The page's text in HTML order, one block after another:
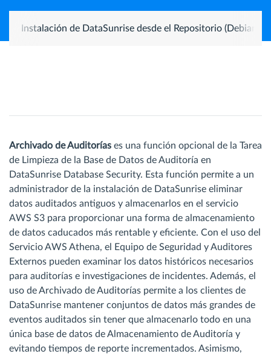
Instalación de DataSunrise desde el Repositorio (Debian
Archivado de Auditorías es una función opcional de la Tarea
de Limpieza de la Base de Datos de Auditoría en
DataSunrise Database Security. Esta función permite a un
administrador de la instalación de DataSunrise eliminar
datos auditados antiguos y almacenarlos en el servicio
AWS S3 para proporcionar una forma de almacenamiento
de datos caducados más rentable y eficiente. Con el uso del
Servicio AWS Athena, el Equipo de Seguridad y Auditores
Externos pueden examinar los datos históricos necesarios
para auditorías e investigaciones de incidentes. Además, el
uso de Archivado de Auditorías permite a los clientes de
DataSunrise mantener conjuntos de datos más grandes de
eventos auditados sin tener que almacenarlo todo en una
única base de datos de Almacenamiento de Auditoría y
evitando tiempos de reporte incrementados. Asimismo,